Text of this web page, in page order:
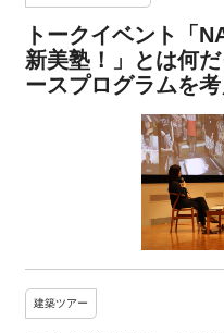
トークイベント「
新美塾！」とは何
ースプログラムを
建築ツアー